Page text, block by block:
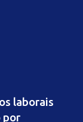
laborais
por